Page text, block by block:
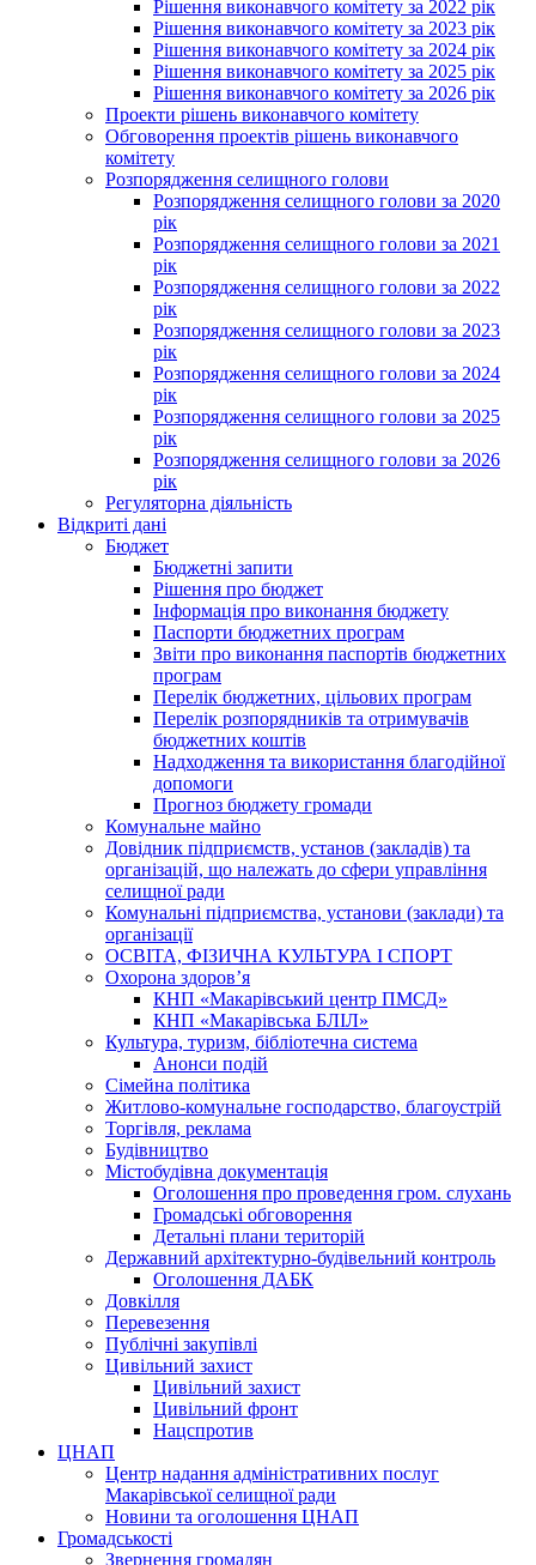
Рішення виконавчого комітету за 2022 рік
Рішення виконавчого комітету за 2023 рік
Рішення виконавчого комітету за 2024 рік
Рішення виконавчого комітету за 2025 рік
Рішення виконавчого комітету за 2026 рік
Проекти рішень виконавчого комітету
Обговорення проектів рішень виконавчого
комітету
Розпорядження селищного голови
Розпорядження селищного голови за 2020
рік
Розпорядження селищного голови за 2021
рік
Розпорядження селищного голови за 2022
рік
Розпорядження селищного голови за 2023
рік
Розпорядження селищного голови за 2024
рік
Розпорядження селищного голови за 2025
рік
Розпорядження селищного голови за 2026
рік
Регуляторна діяльність
Відкриті дані
Бюджет
Бюджетні запити
Рішення про бюджет
Інформація про виконання бюджету
Паспорти бюджетних програм
Звіти про виконання паспортів бюджетних
програм
Перелік бюджетних, цільових програм
Перелік розпорядників та отримувачів
бюджетних коштів
Надходження та використання благодійної
допомоги
Прогноз бюджету громади
Комунальне майно
Довідник підприємств, установ (закладів) та
організацій, що належать до сфери управління
селищної ради
Комунальні підприємства, установи (заклади) та
організації
ОСВІТА, ФІЗИЧНА КУЛЬТУРА І СПОРТ
Охорона здоров’я
КНП «Макарівський центр ПМСД»
КНП «Макарівська БЛІЛ»
Культура, туризм, бібліотечна система
Анонси подій
Сімейна політика
Житлово-комунальне господарство, благоустрій
Торгівля, реклама
Будівництво
Містобудівна документація
Оголошення про проведення гром. слухань
Громадські обговорення
Детальні плани територій
Державний архітектурно-будівельний контроль
Оголошення ДАБК
Довкілля
Перевезення
Публічні закупівлі
Цивільний захист
Цивільний захист
Цивільний фронт
Нацспротив
ЦНАП
Центр надання адміністративних послуг
Макарівської селищної ради
Новини та оголошення ЦНАП
Громадськості
Звернення громадян